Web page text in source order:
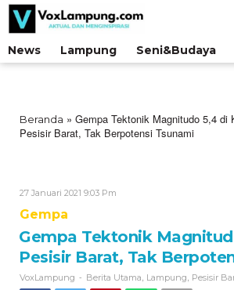
Lewati
konten
News
Lampung Seni&Budaya
Beranda » Gempa Tektonik Magnitudo 5,4 di
Pesisir Barat, Tak Berpotensi Tsunami
27 Januari 2021 9:03 Pm
Gempa
Gempa Tektonik
Pesisir Barat, Tak
VoxLampung - Berita Utama Lampung Pesisir